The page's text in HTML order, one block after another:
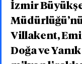
İzmir
Villakent,
Doğa ve